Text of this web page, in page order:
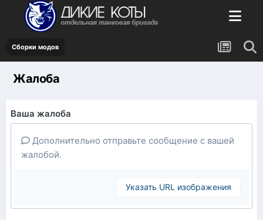
Сборки модов
Жалоба
Ваша жалоба
Дополнительно отправьте сообщение с вашей
жалобой.
Указать URL изображения